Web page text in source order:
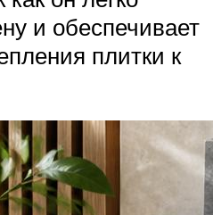
и обеспечивает
плитки к